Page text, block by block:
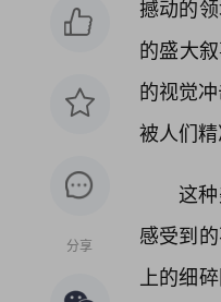
分享
撼动的
的盛大
的视觉
被人们
这
感受到
上的细